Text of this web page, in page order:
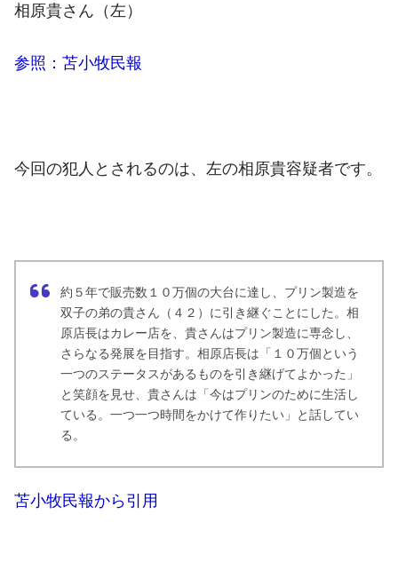
相原貴さん（左）
参照：苫小牧民報
今回の犯人とされるのは、左の相原貴容疑者です。
約５年で販売数１０万個の大台に達し、プリン製造を
双子の弟の貴さん（４２）に引き継ぐことにした。相
原店長はカレー店を、貴さんはプリン製造に専念し、
さらなる発展を目指す。相原店長は「１０万個という
一つのステータスがあるものを引き継げてよかった」
と笑顔を見せ、貴さんは「今はプリンのために生活し
ている。一つ一つ時間をかけて作りたい」と話してい
る。
苫小牧民報から引用